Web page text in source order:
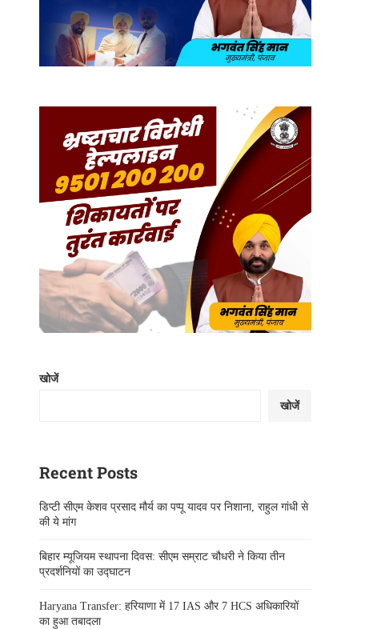
खोजें
खोजें
Recent Posts
डिप्टी सीएम केशव प्रसाद मौर्य का पप्पू यादव पर निशाना, राहुल गांधी से
की ये मांग
बिहार म्यूजियम स्थापना दिवस: सीएम सम्राट चौधरी ने किया तीन
प्रदर्शनियों का उद्घाटन
Haryana Transfer: हरियाणा में 17 IAS और 7 HCS अधिकारियों
का हुआ तबादला